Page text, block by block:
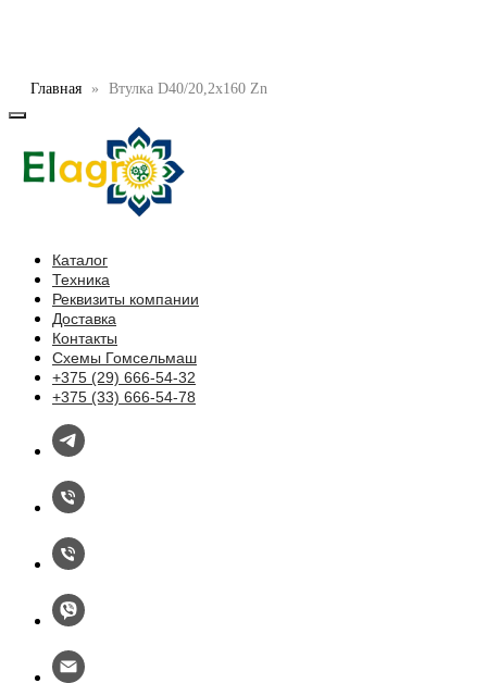
Главная Втулка D40/20,2x160 Zn
Каталог
Техника
Реквизиты компании
Доставка
Контакты
Схемы Гомсельмаш
+375 (29) 666-54-32
+375 (33) 666-54-78